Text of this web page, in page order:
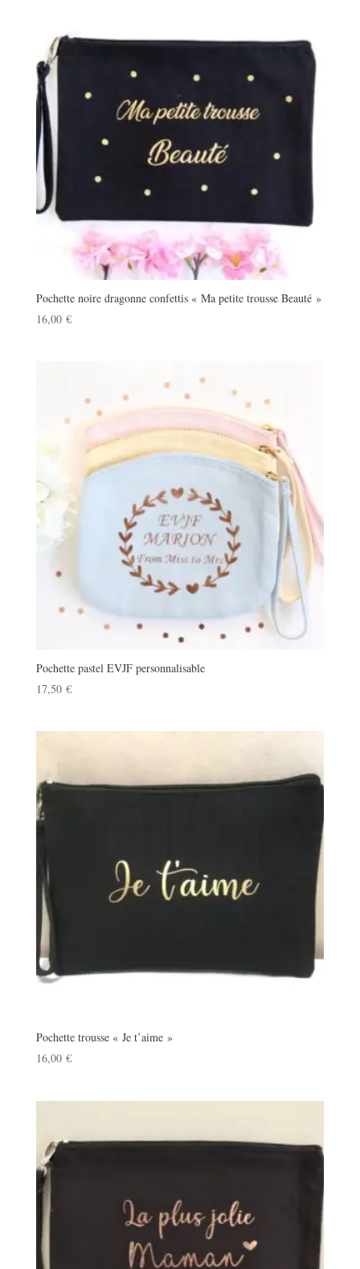
Pochette noire dragonne confettis « Ma petite trousse Beauté »
16,00 €
Pochette pastel EVJF personnalisable
17,50 €
Pochette trousse « Je t’aime »
16,00 €